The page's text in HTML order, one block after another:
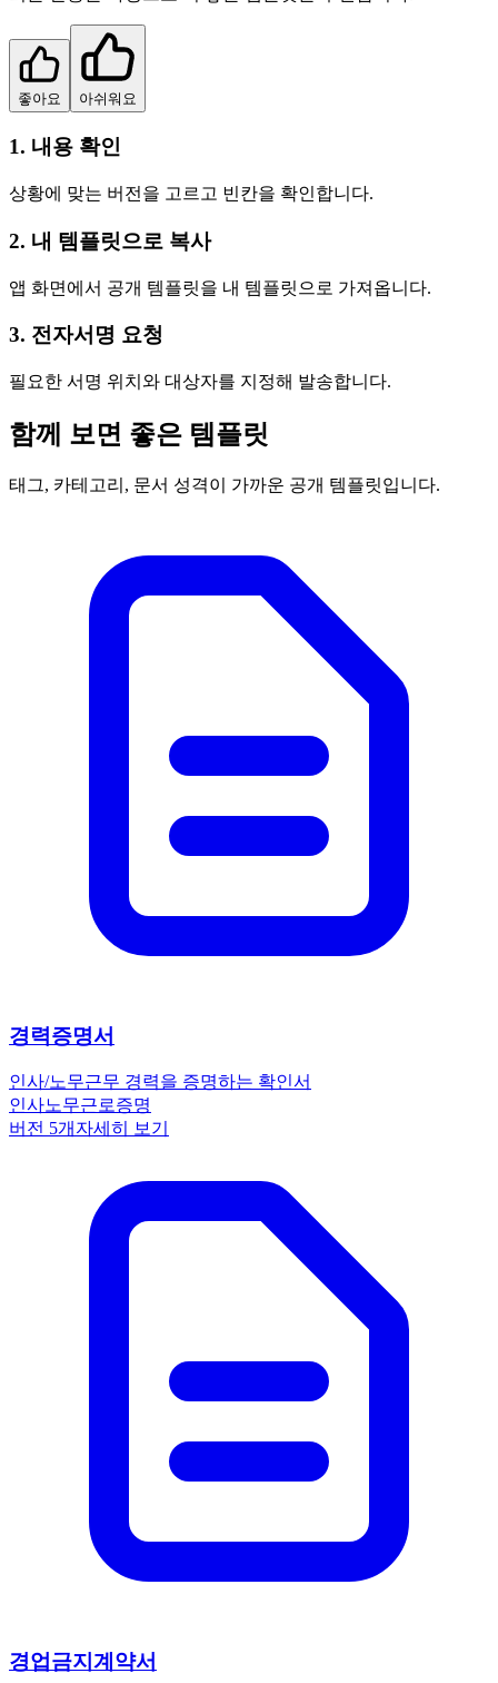
좋아요 아쉬워요
1. 내용 확인
상황에 맞는 버전을 고르고 빈칸을 확인합니다.
2. 내 템플릿으로 복사
앱 화면에서 공개 템플릿을 내 템플릿으로 가져옵니다.
3. 전자서명 요청
필요한 서명 위치와 대상자를 지정해 발송합니다.
함께 보면 좋은 템플릿
태그, 카테고리, 문서 성격이 가까운 공개 템플릿입니다.
경력증명서
인사/노무근무 경력을 증명하는 확인서
인사노무근로증명
버전 5개 자세히 보기
경업금지계약서